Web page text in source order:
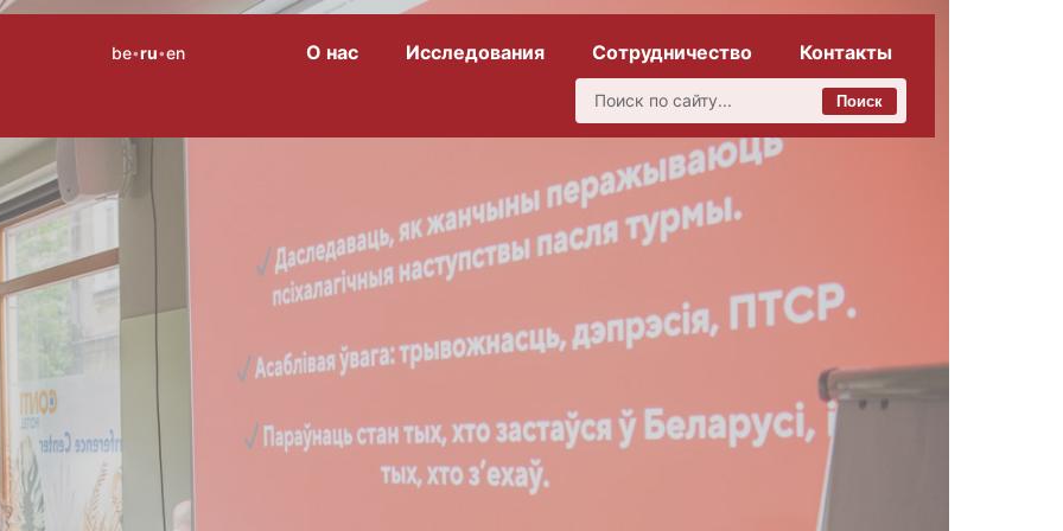
be•ru•en О нас Исследования Сотрудничество Контакты
Поиск